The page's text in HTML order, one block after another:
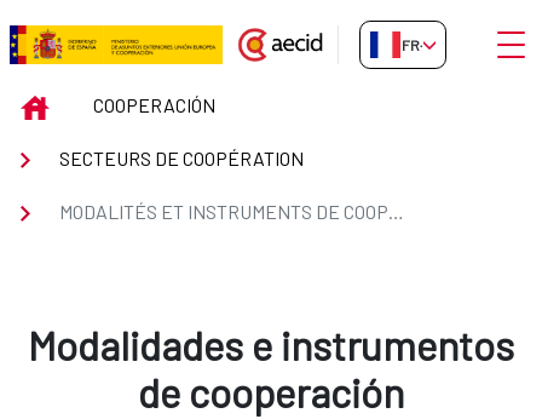
Saut au contenu principal
MODALITÉS ET INSTRUMENTS
FR-FR
INICIOCOOPERACIÓN
SECTEURS DE COOPÉRATION
MODALITÉS ET INSTRUMENTS DE COOPÉRATION
Modalidades e instrumentos
de cooperación